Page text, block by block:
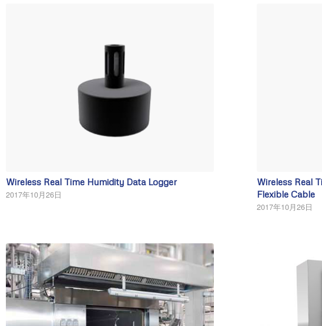
Wireless Real Time Humidity Data Logger
2017年10月26日
Wireless Real
Flexible Cable
2017年10月26日